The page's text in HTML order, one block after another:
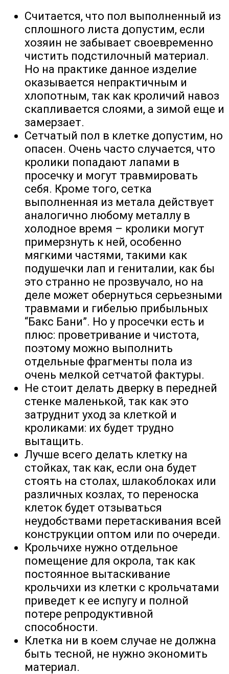
Считается, что пол выполненный из
сплошного листа допустим, если
хозяин не забывает своевременно
чистить подстилочный материал.
Но на практике данное изделие
оказывается непрактичным и
хлопотным, так как кроличий навоз
скапливается слоями, а зимой еще и
замерзает.
Сетчатый пол в клетке допустим, но
опасен. Очень часто случается, что
кролики попадают лапами в
просечку и могут травмировать
себя. Кроме того, сетка
выполненная из метала действует
аналогично любому металлу в
холодное время – кролики могут
примерзнуть к ней, особенно
мягкими частями, такими как
подушечки лап и гениталии, как бы
это странно не прозвучало, но на
деле может обернуться серьезными
травмами и гибелью прибыльных
“Бакс Бани”. Но у просечки есть и
плюс: проветривание и чистота,
поэтому можно выполнить
отдельные фрагменты пола из
очень мелкой сетчатой фактуры.
Не стоит делать дверку в передней
стенке маленькой, так как это
затруднит уход за клеткой и
кроликами: их будет трудно
вытащить.
Лучше всего делать клетку на
стойках, так как, если она будет
стоять на столах, шлакоблоках или
различных козлах, то переноска
клеток будет отзываться
неудобствами перетаскивания всей
конструкции оптом или по очереди.
Крольчихе нужно отдельное
помещение для окрола, так как
постоянное вытаскивание
крольчихи из клетки с крольчатами
приведет к ее испугу и полной
потере репродуктивной
способности.
Клетка ни в коем случае не должна
быть тесной, не нужно экономить
материал.